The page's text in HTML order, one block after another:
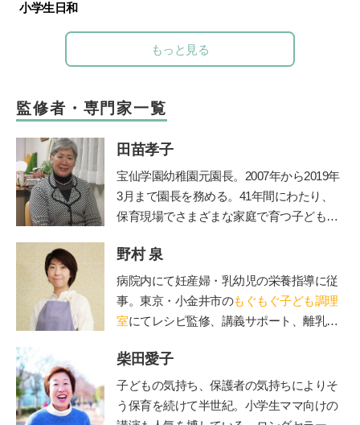
小学生日和
もっと見る
監修者・専門家一覧
田苗孝子
宝仙学園幼稚園元園長。2007年から2019年
3月まで園長を務める。41年間にわたり、
保育現場でさまざまな家庭で育つ子どもと
定評がある。豊かな経験を活かして、『幼
稚園』（小学館刊）で育児相談コーナーを
担当。子育て中のママたちに温かなメッセ
ージを伝えてきた。
野村 泉
病院内にて妊産婦・乳幼児の栄養指導に従
事。東京・小金井市のもぐもぐ子ども調理
室にてレシピ監修、講義サポート、離乳
柴田愛子
子どもの気持ち、保護者の気持ちによりそ
う保育を続けて半世紀。小学生ママ向けの